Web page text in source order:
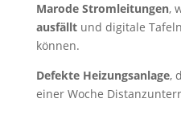
Marode Stromleitungen,
ausfälltund digitale
können.
Defekte Heizungsanlage,
einer Woche